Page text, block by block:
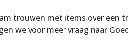
trouwen met items over
we voor meer vraag naar